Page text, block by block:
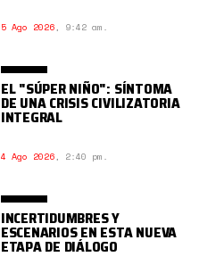
5 Ago 2026, 9:42 am.
EL "SÚPER NIÑO": SÍNTOMA
DE UNA CRISIS CIVILIZATORIA
INTEGRAL
4 Ago 2026, 2:40 pm.
INCERTIDUMBRES Y
ESCENARIOS EN ESTA NUEVA
ETAPA DE DIÁLOGO